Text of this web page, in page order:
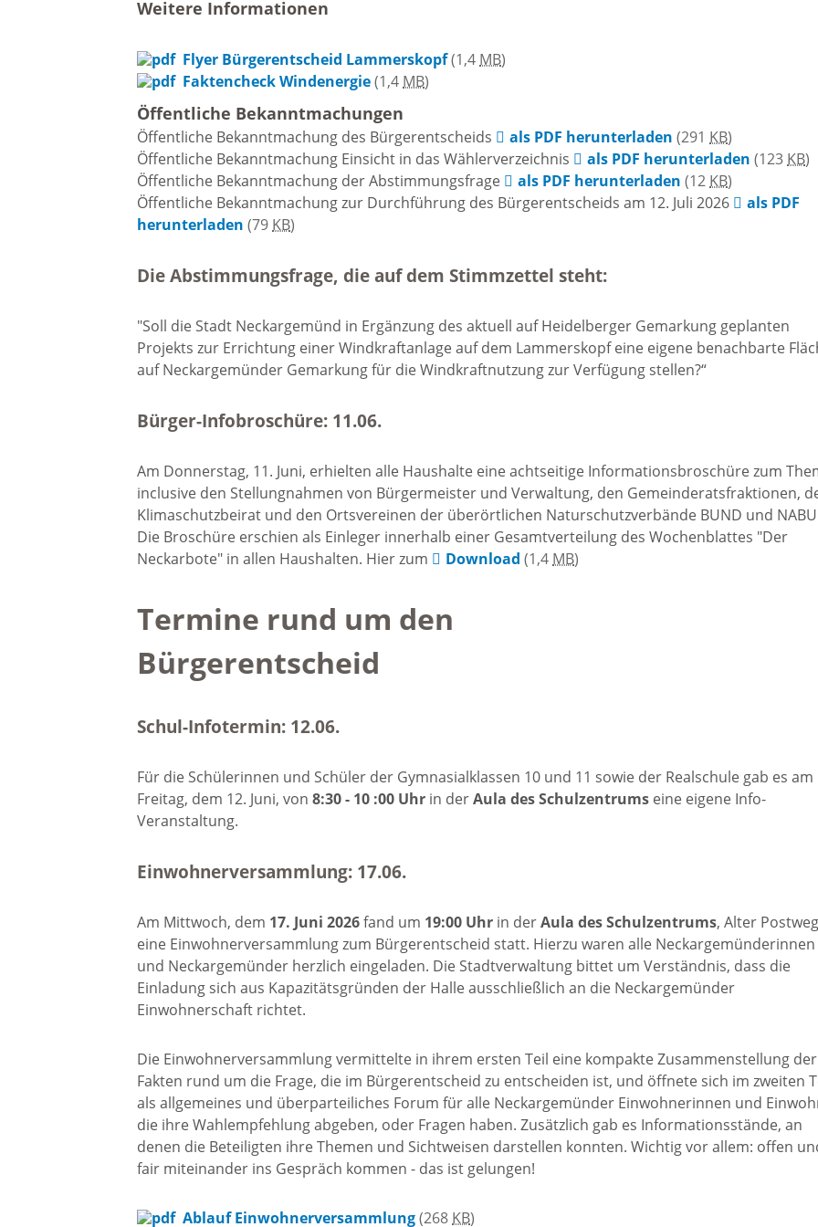
Ukraine-Flüchtlinge
Kirchen und
religiöse
Gemeinschaften
Katholische
Kirchengemeinden
Ökumenisches
Neuapostolische
Kirchengemeinden
Neckargemünd
Historie in Zahlen
Stadtarchiv
Weitere Informationen
Flyer Bürgerentscheid Lammerskopf(1,4 MB)
Faktencheck Windenergie (1,4 MB)
Öffentliche Bekanntmachungen
Öffentliche Bekanntmachung des Bürgerentscheids als PDF herunterladen (291 KB)
Öffentliche Bekanntmachung Einsicht in das Wählerverzeichnis
als PDF herunterladen (123 KB)
Öffentliche Bekanntmachung der Abstimmungsfrage
als PDF herunterladen (12 KB)
Öffentliche Bekanntmachung zur Durchführung des Bürgerentscheids am 12. Juli 2026
als PDF
herunterladen (79 KB)
Die Abstimmungsfrage, die auf dem Stimmzettel steht:
"Soll die Stadt Neckargemünd in Ergänzung des aktuell auf Heidelberger Gemarkung geplanten
Projekts zur Errichtung einer Windkraftanlage auf dem Lammerskopf eine eigene benachbarte
auf Neckargemünder Gemarkung für die Windkraftnutzung zur Verfügung stellen?“
Bürger-Infobroschüre: 11.06.
Am Donnerstag, 11. Juni, erhielten alle Haushalte eine achtseitige Informationsbroschüre zum
inclusive den Stellungnahmen von Bürgermeister und Verwaltung, den Gemeinderatsfraktionen,
Klimaschutzbeirat und den Ortsvereinen der überörtlichen Naturschutzverbände BUND und
Die Broschüre erschien als Einleger innerhalb einer Gesamtverteilung des Wochenblattes "Der
Neckarbote" in allen Haushalten. Hier zum
Download (1,4 MB)
Termine rund um den
Bürgerentscheid
Schul-Infotermin: 12.06.
Für die Schülerinnen und Schüler der Gymnasialklassen 10 und 11 sowie der Realschule gab es am
Freitag, dem 12. Juni, von 8:30 - 10 :00 Uhr in derAula des Schulzentrums eine eigene Info-
Veranstaltung.
Einwohnerversammlung: 17.06.
Am Mittwoch, dem 17. Juni 2026fand um 19:00 Uhr in derAula des Schulzentrums, Alter
eine Einwohnerversammlung zum Bürgerentscheid statt. Hierzu waren alle Neckargemünderinnen
und Neckargemünder herzlich eingeladen. Die Stadtverwaltung bittet um Verständnis, dass die
Einladung sich aus Kapazitätsgründen der Halle ausschließlich an die Neckargemünder
Einwohnerschaft richtet.
Die Einwohnerversammlung vermittelte in ihrem ersten Teil eine kompakte Zusammenstellung der
Fakten rund um die Frage, die im Bürgerentscheid zu entscheiden ist, und öffnete sich im zweiten
als allgemeines und überparteiliches Forum für alle Neckargemünder Einwohnerinnen und
die ihre Wahlempfehlung abgeben, oder Fragen haben. Zusätzlich gab es Informationsstände, an
denen die Beteiligten ihre Themen und Sichtweisen darstellen konnten. Wichtig vor allem: offen
fair miteinander ins Gespräch kommen - das ist gelungen!
Ablauf Einwohnerversammlung (268 KB)